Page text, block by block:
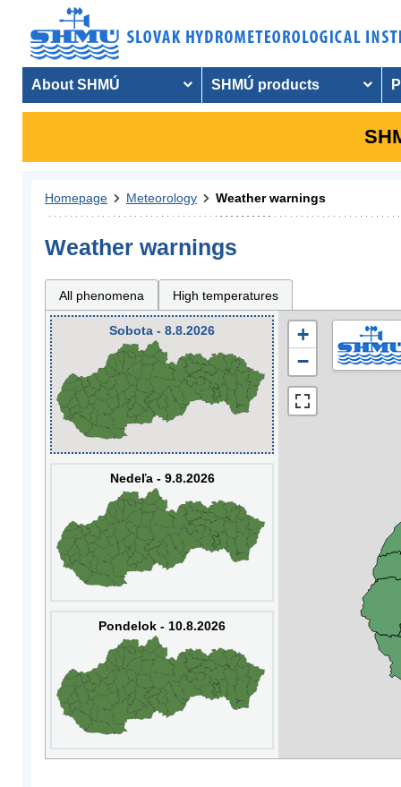
About SHMÚ SHMÚ products
Homepage Meteorology Weather warnings
Weather warnings
All phenomena High temperatures
Sobota - 8.8.2026
Nedeľa - 9.8.2026
Pondelok - 10.8.2026
+
−